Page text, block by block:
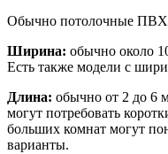
Обычно потолочные ПВХ
Ширина: обычно около
Есть также модели с
Длина: обычно от 2 до 6
могут потребовать
больших комнат могут
варианты.